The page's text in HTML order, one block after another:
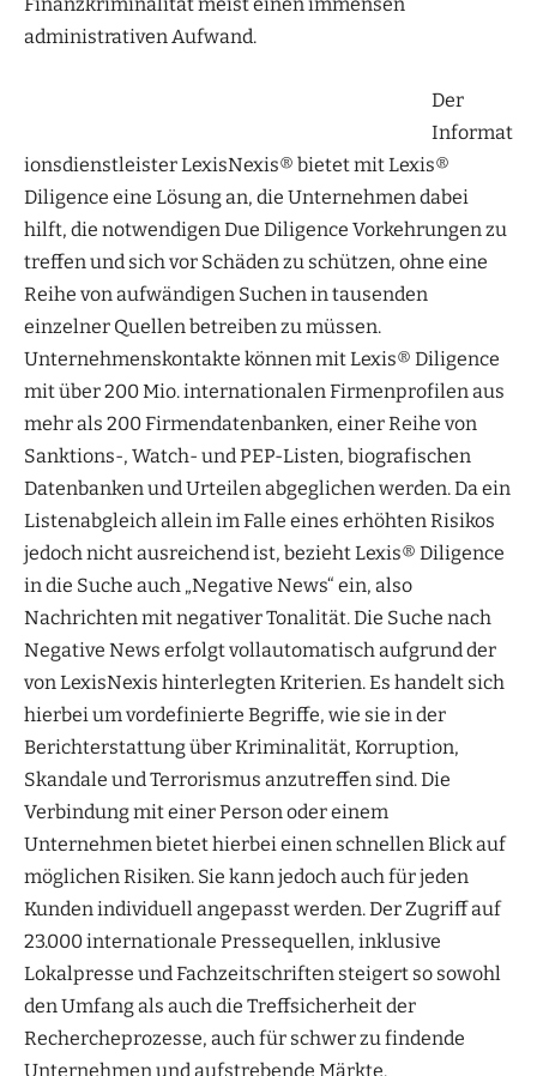
administrativen Aufwand.
Der
Informat
ionsdienstleister LexisNexis® bietet mit Lexis®
Diligence eine Lösung an, die Unternehmen dabei
hilft, die notwendigen Due Diligence Vorkehrungen zu
treffen und sich vor Schäden zu schützen, ohne eine
Reihe von aufwändigen Suchen in tausenden
einzelner Quellen betreiben zu müssen.
Unternehmenskontakte können mit Lexis® Diligence
mit über 200 Mio. internationalen Firmenprofilen aus
mehr als 200 Firmendatenbanken, einer Reihe von
Sanktions-, Watch- und PEP-Listen, biografischen
Datenbanken und Urteilen abgeglichen werden. Da ein
Listenabgleich allein im Falle eines erhöhten Risikos
jedoch nicht ausreichend ist, bezieht Lexis® Diligence
in die Suche auch „Negative News“ ein, also
Nachrichten mit negativer Tonalität. Die Suche nach
Negative News erfolgt vollautomatisch aufgrund der
von LexisNexis hinterlegten Kriterien. Es handelt sich
hierbei um vordefinierte Begriffe, wie sie in der
Berichterstattung über Kriminalität, Korruption,
Skandale und Terrorismus anzutreffen sind. Die
Verbindung mit einer Person oder einem
Unternehmen bietet hierbei einen schnellen Blick auf
möglichen Risiken. Sie kann jedoch auch für jeden
Kunden individuell angepasst werden. Der Zugriff auf
23.000 internationale Pressequellen, inklusive
Lokalpresse und Fachzeitschriften steigert so sowohl
den Umfang als auch die Treffsicherheit der
Rechercheprozesse, auch für schwer zu findende
Unternehmen und aufstrebende Märkte.